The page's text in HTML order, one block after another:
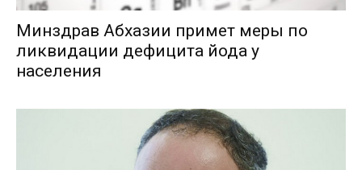
Минздрав Абхазии примет меры по
ликвидации дефицита йода у
населения